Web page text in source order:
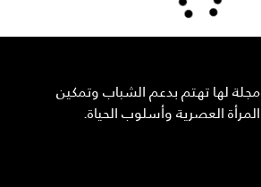
مجلة لها تهتم بدعم الشباب وتمكين
المرأة العصرية وأسلوب الحياة.